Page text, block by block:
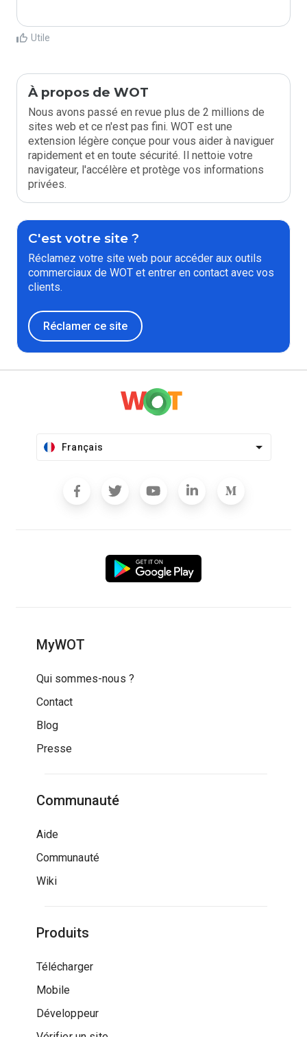
Utile
À propos de WOT
Nous avons passé en revue plus de 2 millions de
sites web et ce n'est pas fini. WOT est une
extension légère conçue pour vous aider à naviguer
rapidement et en toute sécurité. Il nettoie votre
navigateur, l'accélère et protège vos informations
privées.
C'est votre site ?
Réclamez votre site web pour accéder aux outils
commerciaux de WOT et entrer en contact avec vos
clients.
Réclamer ce site
Français
MyWOT
Qui sommes-nous ?
Contact
Blog
Presse
Communauté
Aide
Communauté
Wiki
Produits
Télécharger
Mobile
Développeur